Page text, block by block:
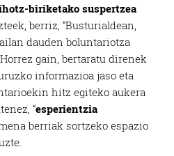
biriketako suspertzea
berriz, “Busturialdean,
dauden boluntariotza
gain, bertaratu direnek
informazioa jaso eta
hitz egiteko aukera
“esperientzia
berriak sortzeko espazio